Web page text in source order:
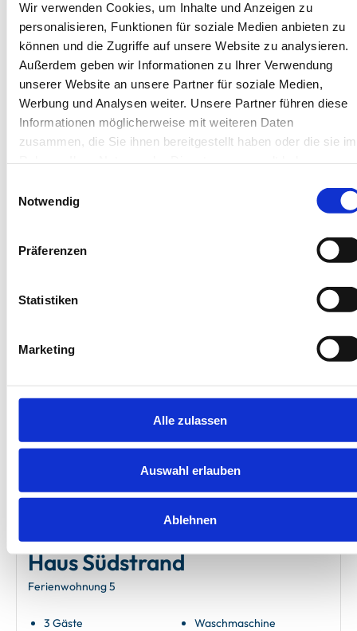
Wir verwenden Cookies, um Inhalte und Anzeigen zu
personalisieren, Funktionen für soziale Medien anbieten zu
können und die Zugriffe auf unsere Website zu analysieren.
Außerdem geben wir Informationen zu Ihrer Verwendung
unserer Website an unsere Partner für soziale Medien,
Werbung und Analysen weiter. Unsere Partner führen diese
Informationen möglicherweise mit weiteren Daten
zusammen, die Sie ihnen bereitgestellt haben oder die sie im
Notwendig
Präferenzen
Statistiken
Marketing
Alle zulassen
Auswahl erlauben
Ablehnen
Rügen - Göhren
Haus Südstrand
Ferienwohnung 8
60 m²
Balkon
4.6
Herausragend
Haus Südstrand
Ferienwohnung 5
3 Gäste
Waschmaschine